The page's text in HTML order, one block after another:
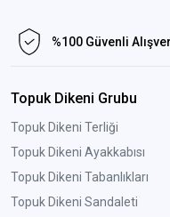
makinaların
Antistatik sürtünmeden
hemde bu kontrolsüz
cihazların bozulması
haline gelmiştir.
Aşağıdaki ilginizi
tavsiye ederiz.
%100 Güvenli
Topuk Dikeni Grubu
Topuk Dikeni Terliği
Topuk Dikeni Ayakkabısı
Topuk Dikeni Tabanlıkları
Topuk Dikeni Sandaleti